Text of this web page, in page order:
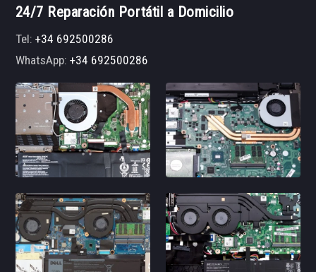
24/7 Reparación Portátil a Domicilio
Tel:+34 692500286
WhatsApp:+34 692500286